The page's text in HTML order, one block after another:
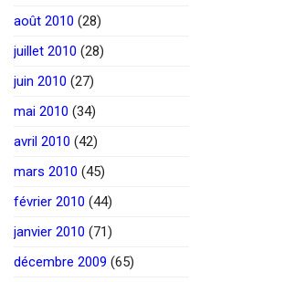
août 2010 (28)
juillet 2010 (28)
juin 2010 (27)
mai 2010 (34)
avril 2010 (42)
mars 2010 (45)
février 2010 (44)
janvier 2010 (71)
décembre 2009 (65)